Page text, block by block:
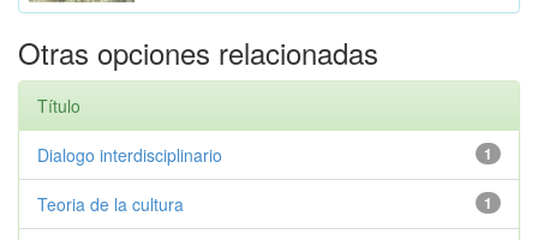
Otras opciones relacionadas
Título
1
Dialogo interdisciplinario
1
Teoria de la cultura